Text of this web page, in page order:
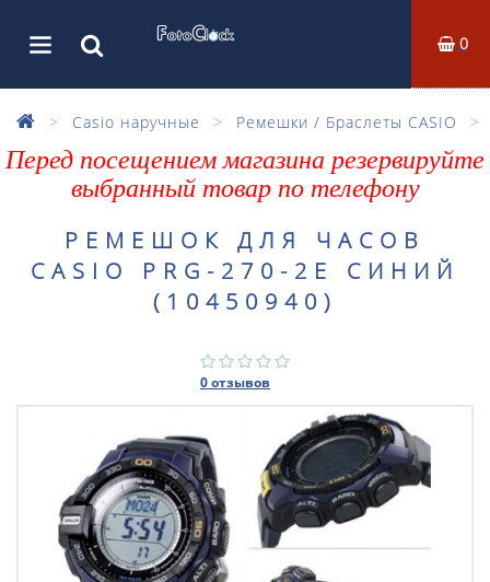
0
Casio наручные Ремешки / Браслеты CASIO
Перед посещением магазина резервируйте
выбранный товар по телефону
РЕМЕШОК ДЛЯ ЧАСОВ
CASIO PRG-270-2E СИНИЙ
(10450940)
0 отзывов